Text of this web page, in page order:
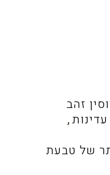
זהב
,
של טבעת